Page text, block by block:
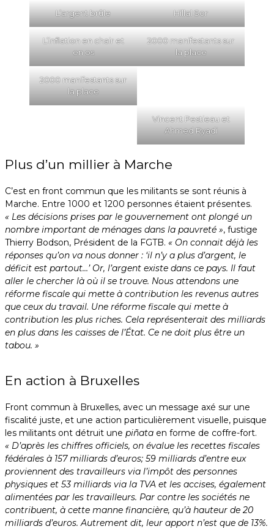
L’argent brûle Hillal Sor
L’inflation en chair et
en os
2000 manifestants sur
la place
2000 manifestants sur
la place
Vincent Pestieau et
Ahmed Ryadi
Plus d’un millier à Marche
C’est en front commun que les militants se sont réunis à
Marche. Entre 1000 et 1200 personnes étaient présentes.
« Les décisions prises par le gouvernement ont plongé un
nombre important de ménages dans la pauvreté », fustige
Thierry Bodson, Président de la FGTB. « On connait déjà les
réponses qu’on va nous donner : ‘il n’y a plus d’argent, le
déficit est partout…’ Or, l’argent existe dans ce pays. Il faut
aller le chercher là où il se trouve. Nous attendons une
réforme fiscale qui mette à contribution les revenus autres
que ceux du travail. Une réforme fiscale qui mette à
contribution les plus riches. Cela représenterait des milliards
en plus dans les caisses de l’État. Ce ne doit plus être un
tabou. »
En action à Bruxelles
Front commun à Bruxelles, avec un message axé sur une
fiscalité juste, et une action particulièrement visuelle, puisque
les militants ont détruit une piñata en forme de coffre-fort.
« D’après les chiffres officiels, on évalue les recettes fiscales
fédérales à 157 milliards d’euros; 59 milliards d’entre eux
proviennent des travailleurs via l’impôt des personnes
physiques et 53 milliards via la TVA et les accises, également
alimentées par les travailleurs. Par contre les sociétés ne
contribuent, à cette manne financière, qu’à hauteur de 20
milliards d’euros. Autrement dit, leur apport n’est que de 13%.